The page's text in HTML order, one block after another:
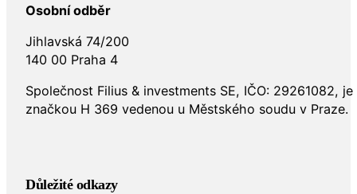
Osobní odběr
Jihlavská 74/200
140 00 Praha 4
Společnost Filius & investments SE, IČO: 29261082,
značkou H 369 vedenou u Městského soudu v Praze.
Důležité odkazy